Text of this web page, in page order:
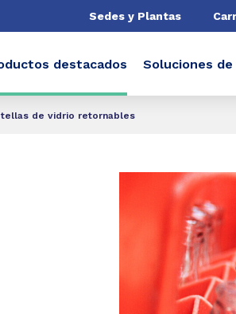
Sedes y Plantas
destacados Soluciones
de vidrio retornables